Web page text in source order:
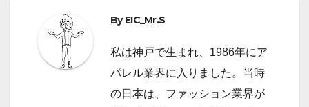
ゲ
ー
ByEIC_Mr.S
私は神戸で生まれ、1986年にア
パレル業界に入りました。当時
の日本は、ファッション業界が